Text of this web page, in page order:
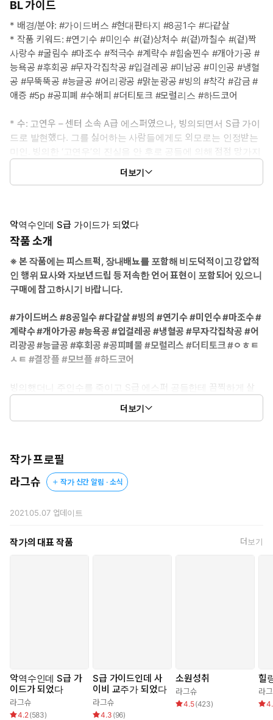
BL 가이드
* 배경/분야: #가이드버스 #현대판타지 #8공1수 #다같살
* 작품 키워드: #연기수 #미인수 #(겉)상처수 #(겉)까칠수 #(겉)짝
사랑수 #굴림수 #마조수 #적극수 #계략수 #힘숨찐수 #개아가공 #
능욕공 #후회공 #무자각집착공 #입걸레공 #미남공 #미인공 #냉혈
공 #무뚝뚝공 #능글공 #어리광공 #맑눈광공 #빙의 #착각 #감금 #
애증 #5p #공피폐 #수해피 #더티토크 #모럴리스 #하드코어
* 수: 고연우 – 센터 소속 A급 에스퍼였으나, 빙의되면서 S급 가이
드로 발현했다. 그를 싫어하는 사람들에게도 외모로는 인정받는
미인. 빙의한 ‘고연우’의 진실을 안 후로 공들에 의해 점점 망가지
는 척하며 자신의 피학적인 욕망이 만족될 만한 순간을 설계한다.
있는 1팀을 유지시킬 만큼 평소에는 선을 잘 지키는 편이나, 우지
유를 죽인 고연우에겐 죄책감 없이 쉽게 선을 넘는다.
* 공2: 이도훈 – 빙의하기 전 ‘고연우’가 짝사랑하던 상대. 겉으로는
다정하고 온화해 보이나 사실 1팀에서 제일 속이 까맣다. 제 뜻대로
사람을 휘두르는 일에 능하고 눈치가 빨라, 고연우가 자신을 좋아한
다는 점을 이용해 그 마음부터 무너뜨리고자 한다. 얼음 능력자.
행도 불처럼 과격하고 정도를 모른다. 특히 말투가 상스러워 같은
에스퍼들도 질색한다. 극단적인 행동파로 고연우에게 죗값을 묻는
일에도 앞장섰다. 제 감정에 솔직한 편이나 깨닫는 데 오래 걸린다.
* 공4: 신희성 – 백금발에 보라색 눈을 한 1팀 소속 전기 에스퍼. 느
들에게도 또라이라고 불린다. 고연우를 제것이라 여기고 1팀 중 제
일 먼저 마음을 열며, 뭇사람에게 동의받지 못할 방식으로 아껴 준
다.
을 때, 납치되듯 끌려와 그를 치료한다. 상식인이라 처음엔 1팀을
무서워했으나 점점 망가져 가는 고연우를 보고 그를 빼낼 기회를
노린다.
의 명령으로 죽었다고 알려진 고연우의 행방을 찾는다. 평소 존댓말
법이 없다. 망가진 고연우를 안타깝게 여긴다.
* 이럴 때 보세요:
- 결국 수를 굴린 공들만 피폐해지는 연기수 하드코어 뽕빨물. -
빙의하자마자 공들한테 납치 감금되어서 성적으로 착취당하게
더보기
악역수인데 S급 가이드가 되었다
작품 소개
※ 본 작품에는 피스트퍽, 장내배뇨를 포함해 비도덕적이고 강압적
인 행위 묘사와 자보년드립 등 저속한 언어 표현이 포함되어 있으니
구매에 참고하시기 바랍니다.
#가이드버스 #8공일수 #다같살 #빙의 #연기수 #미인수 #마조수 #
계략수 #개아가공 #능욕공 #입걸레공 #냉혈공 #무자각집착공 #어
리광공 #능글공 #후회공 #공피폐물 #모럴리스 #더티토크 #ㅇㅎㅌ
ㅅㅌ #결장플 #모브플 #하드코어
빙의했더니 주인수를 죽이고 S급 에스퍼 공들한테 끔찍하게 살
해당하는 악역수, 고연우가 되었다.
가이딩 에너지를 느낀 공들의 행동 역시 원작과 다르게 바뀌는데.
“이 새끼, 데려가서 우리 좆집으로 쓰자. 그냥 죽이는 건 너무나 쉬운
“우지유를 죽인 걸 후회하게 만들어 주지. 나중에는 죽고 싶다고 빌
했냐?”
“……저리 가, 강태원. 너 때문에 내 좆집이 겁먹어서 안 먹으려고
하잖아. 내가 먹여 줄게, 고연우. 자 아.”
더보기
작가 프로필
라그슈
작가 신간 알림 · 소식
2021.05.07업데이트
작가의 대표 작품 더보기
악역수인데 S급 가
이드가 되었다
라그슈
4.2(583)
S급 가이드인데 사
이비 교주가 되었다
라그슈
4.3 (96)
소원성취
라그슈
4.5(423)
힐
라